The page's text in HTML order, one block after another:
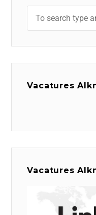
Vacatures
Vacatures